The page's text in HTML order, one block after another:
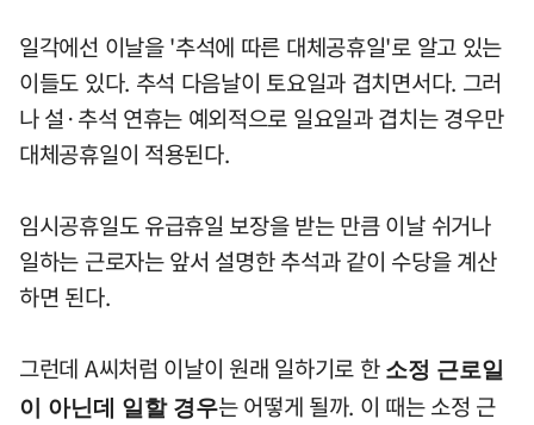
일각에선 이날을 '추석에 따른 대체공휴일'로 알고 있는
이들도 있다. 추석 다음날이 토요일과 겹치면서다. 그러
나 설·추석 연휴는 예외적으로 일요일과 겹치는 경우만
대체공휴일이 적용된다.
임시공휴일도 유급휴일 보장을 받는 만큼 이날 쉬거나
일하는 근로자는 앞서 설명한 추석과 같이 수당을 계산
하면 된다.
그런데 A씨처럼 이날이 원래 일하기로 한 소정 근로일
이 아닌데 일할 경우는 어떻게 될까. 이 때는 소정 근